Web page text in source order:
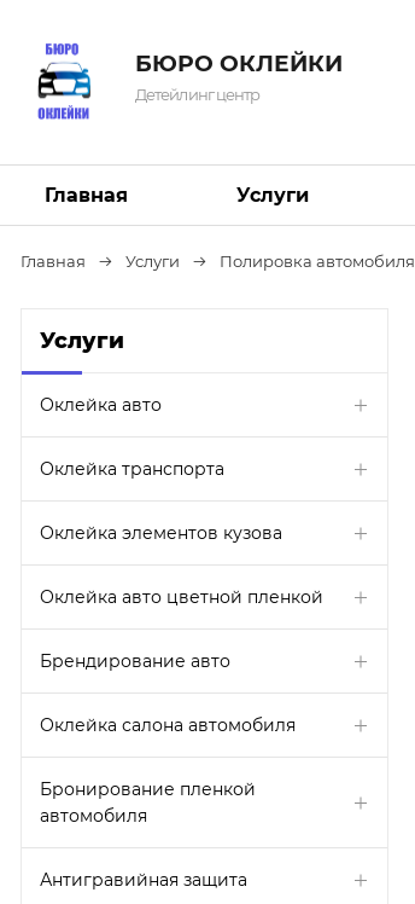
БЮРО ОКЛЕЙКИ
Детейлинг центр
Главная Услуги
Главная Услуги Полировка автомобиля
Услуги
Оклейка авто
Оклейка транспорта
Оклейка элементов кузова
Оклейка авто цветной пленкой
Брендирование авто
Оклейка салона автомобиля
Бронирование пленкой
автомобиля
Антигравийная защита